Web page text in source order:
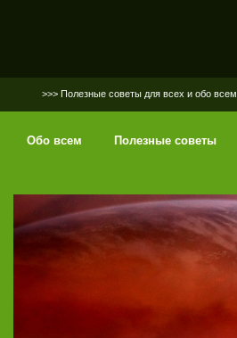
>>> Полезные советы для всех и обо всем
Обо всем Полезные советы